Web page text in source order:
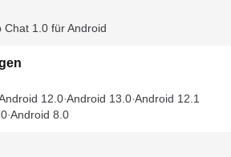
Chat 1.0 für Android
12.0 Android 13.0 Android 12.1
Android 8.0